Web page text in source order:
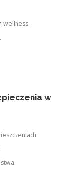
wellness.
w